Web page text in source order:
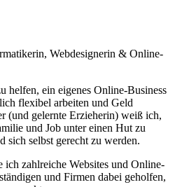
Webdesignerin & Online-
helfen, ein eigenes Online-Business
flexibel arbeiten und Geld
(und gelernte Erzieherin) weiß ich,
und Job unter einen Hut zu
sich selbst gerecht zu werden.
ich zahlreiche Websites und Online-
und Firmen dabei geholfen,